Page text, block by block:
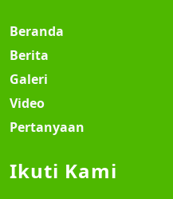
Beranda
Berita
Galeri
Video
Pertanyaan
Ikuti Kami